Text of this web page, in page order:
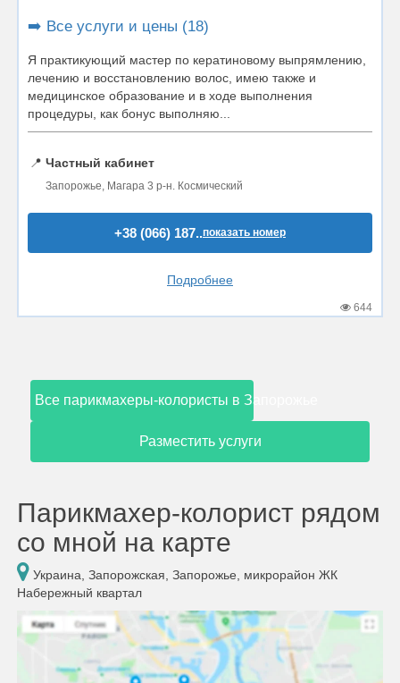
➡️ Все услуги и цены (18)
Я практикующий мастер по кератиновому выпрямлению,
лечению и восстановлению волос, имею также и
медицинское образование и в ходе выполнения
процедуры, как бонус выполняю...
📍 Частный кабинет
Запорожье, Магара 3 р-н. Космический
+38 (066) 187..показать номер
Подробнее
644
Все парикмахеры-колористы в Запорожье
Разместить услуги
Парикмахер-колорист рядом
со мной на карте
Украина, Запорожская, Запорожье, микрорайон ЖК
Набережный квартал